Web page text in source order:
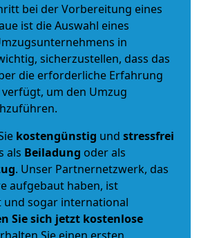
bei der Vorbereitung eines
ist die Auswahl eines
in
sicherzustellen, dass das
die erforderliche Erfahrung
um den Umzug
kostengünstig und stressfrei
als Beiladung oder als
. Unser Partnernetzwerk, das
aufgebaut haben, ist
und sogar international
Sie sich jetzt kostenlose